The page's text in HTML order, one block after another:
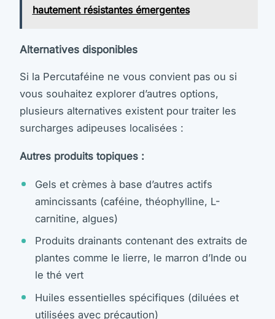
hautement résistantes émergentes
Alternatives disponibles
Si la Percutaféine ne vous convient pas ou si
vous souhaitez explorer d’autres options,
plusieurs alternatives existent pour traiter les
surcharges adipeuses localisées :
Autres produits topiques :
Gels et crèmes à base d’autres actifs
amincissants (caféine, théophylline, L-
carnitine, algues)
Produits drainants contenant des extraits de
plantes comme le lierre, le marron d’Inde ou
le thé vert
Huiles essentielles spécifiques (diluées et
utilisées avec précaution)